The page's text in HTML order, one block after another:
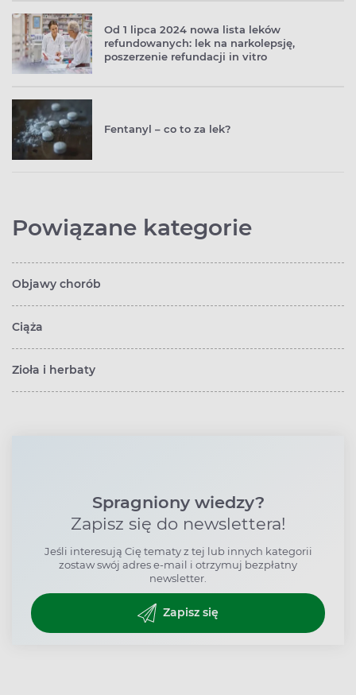
Od 1 lipca 2024 nowa lista leków
refundowanych: lek na narkolepsję,
poszerzenie refundacji in vitro
Fentanyl – co to za lek?
Powiązane kategorie
Objawy chorób
Ciąża
Zioła i herbaty
Spragniony wiedzy?
Zapisz się do newslettera!
Jeśli interesują Cię tematy z tej lub innych kategorii
zostaw swój adres e-mail i otrzymuj bezpłatny
newsletter.
Zapisz się